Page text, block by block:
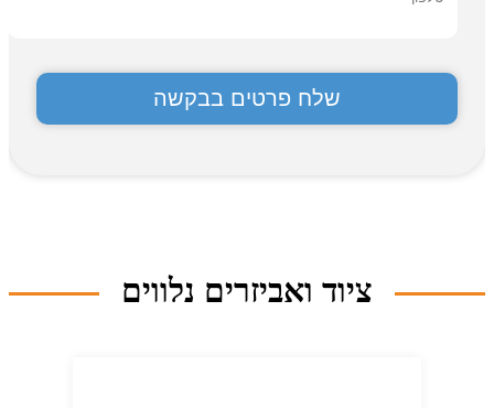
ציוד ואביזרים נלווים